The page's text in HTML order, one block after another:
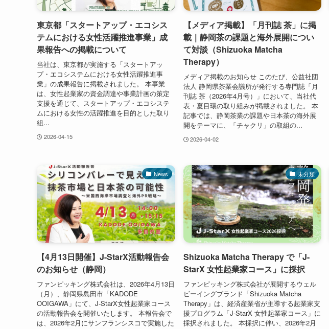
東京都「スタートアップ・エコシス
テムにおける女性活躍推進事業」成
果報告への掲載について
当社は、東京都が実施する「スタートアッ
プ・エコシステムにおける女性活躍推進事
業」の成果報告に掲載されました。 本事業
は、女性起業家の資金調達や事業計画の策定
支援を通じて、スタートアップ・エコシステ
ムにおける女性の活躍推進を目的とした取り
組...
2026-04-15
【メディア掲載】「月刊誌 茶」に掲
載｜静岡茶の課題と海外展開につい
て対談（Shizuoka Matcha
Therapy）
メディア掲載のお知らせ このたび、公益社団
法人 静岡県茶業会議所が発行する専門誌「月
刊誌 茶（2026年4月号）」において、当社代
表・夏目環の取り組みが掲載されました。 本
記事では、静岡茶業の課題や日本茶の海外展
開をテーマに、「チャクリ」の取組の...
2026-04-02
News
【4月13日開催】J-StarX活動報告会
のお知らせ（静岡）
ファンピッキング株式会社は、2026年4月13日
（月）、静岡県島田市「KADODE
OOIGAWA」にて、J-StarX女性起業家コース
の活動報告会を開催いたします。 本報告会で
は、2026年2月にサンフランシスコで実施した
未分類
Shizuoka Matcha Therapy で「J-
StarX 女性起業家コース」に採択
ファンピッキング株式会社が展開するウェル
ビーイングブランド「Shizuoka Matcha
Therapy」は、経済産業省が主導する起業家支
援プログラム「J-StarX 女性起業家コース」に
採択されました。 本採択に伴い、2026年2月